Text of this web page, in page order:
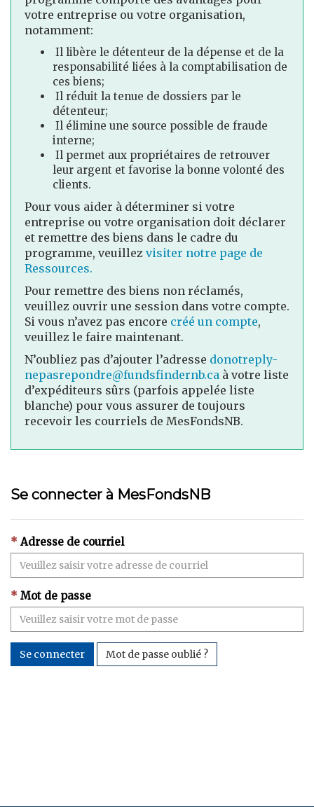
votre entreprise ou votre organisation,
notamment:
Il libère le détenteur de la dépense et de la
responsabilité liées à la comptabilisation de
ces biens;
Il réduit la tenue de dossiers par le
détenteur;
Il élimine une source possible de fraude
interne;
Il permet aux propriétaires de retrouver
leur argent et favorise la bonne volonté des
clients.
Pour vous aider à déterminer si votre
entreprise ou votre organisation doit déclarer
et remettre des biens dans le cadre du
programme, veuillez visiter notre page de
Ressources.
Pour remettre des biens non réclamés,
veuillez ouvrir une session dans votre compte.
Si vous n’avez pas encore créé un compte,
veuillez le faire maintenant.
N’oubliez pas d’ajouter l’adresse donotreply-
nepasrepondre@fundsfindernb.ca à votre liste
d’expéditeurs sûrs (parfois appelée liste
blanche) pour vous assurer de toujours
recevoir les courriels de MesFondsNB.
Se connecter à MesFondsNB
Adresse de courriel
Mot de passe
Se connecter Mot de passe oublié ?